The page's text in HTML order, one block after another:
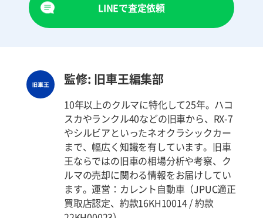
LINEで査定依頼
監修: 旧車王編集部
10年以上のクルマに特化して25年。ハコ
スカやランクル40などの旧車から、RX-7
やシルビアといったネオクラシックカー
まで、幅広く知識を有しています。旧車
王ならではの旧車の相場分析や考察、ク
ルマの売却に関わる情報をお届けしてい
ます。運営：カレント自動車（JPUC適正
買取店認定、約款16KH10014 / 約款